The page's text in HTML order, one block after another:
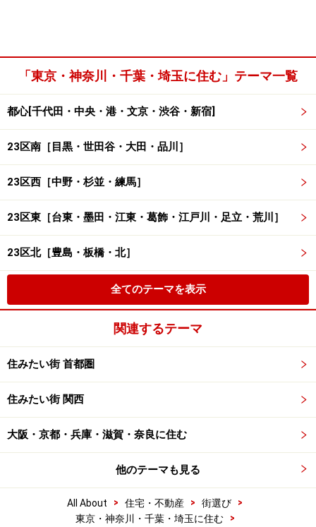
「東京・神奈川・千葉・埼玉に住む」テーマ一覧
都心[千代田・中央・港・文京・渋谷・新宿]
23区南［目黒・世田谷・大田・品川］
23区西［中野・杉並・練馬］
23区東［台東・墨田・江東・葛飾・江戸川・足立・荒川］
23区北［豊島・板橋・北］
全てのテーマを表示
関連するテーマ
住みたい街 首都圏
住みたい街 関西
大阪・京都・兵庫・滋賀・奈良に住む
他のテーマも見る
All About > 住宅・不動産 > 街選び
>
東京・神奈川・千葉・埼玉に住む
>